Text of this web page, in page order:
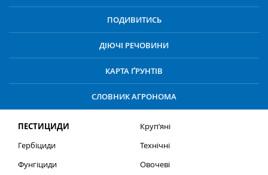
ПОДИВИТИСЬ
ДІЮЧІ РЕЧОВИНИ
КАРТА ҐРУНТІВ
СЛОВНИК АГРОНОМА
ПЕСТИЦИДИ
Гербіциди
Фунгіциди
Круп’яні
Технічні
Овочеві